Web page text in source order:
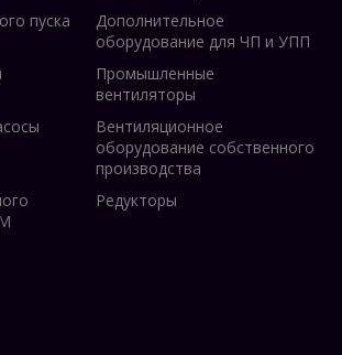
пуска
Дополнительное
оборудование для ЧП и УПП
Промышленные
вентиляторы
Вентиляционное
оборудование собственного
производства
Редукторы